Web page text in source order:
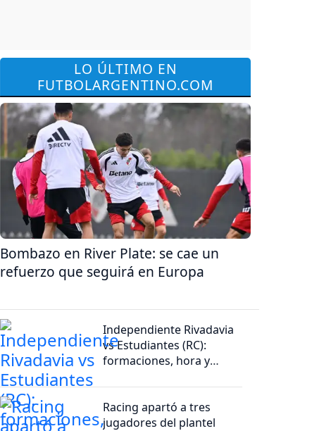
LO ÚLTIMO EN
FUTBOLARGENTINO.COM
Bombazo en River Plate: se cae un
refuerzo que seguirá en Europa
Independiente Rivadavia
vs Estudiantes (RC):
formaciones, hora y
Racing apartó a tres
jugadores del plantel